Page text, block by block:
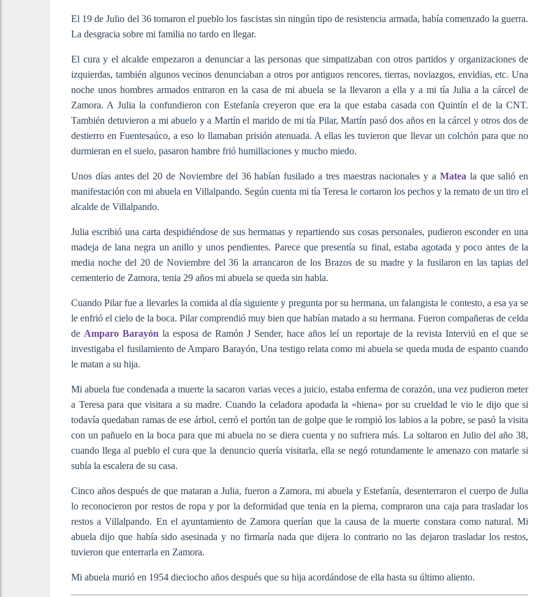
El 19 de Julio del 36 tomaron el pueblo los fascistas sin ningún tipo de resistencia armada, había comenzado la guerra.
La desgracia sobre mi familia no tardo en llegar.
El cura y el alcalde empezaron a denunciar a las personas que simpatizaban con otros partidos y organizaciones de
izquierdas, también algunos vecinos denunciaban a otros por antiguos rencores, tierras, noviazgos, envidias, etc. Una
noche unos hombres armados entraron en la casa de mi abuela se la llevaron a ella y a mi tía Julia a la cárcel de
Zamora. A Julia la confundieron con Estefanía creyeron que era la que estaba casada con Quintín el de la CNT.
También detuvieron a mi abuelo y a Martín el marido de mi tía Pilar, Martín pasó dos años en la cárcel y otros dos de
destierro en Fuentesaúco, a eso lo llamaban prisión atenuada. A ellas les tuvieron que llevar un colchón para que no
durmieran en el suelo, pasaron hambre frió humillaciones y mucho miedo.
Unos días antes del 20 de Noviembre del 36 habían fusilado a tres maestras nacionales y a Matea la que salió en
manifestación con mi abuela en Villalpando. Según cuenta mi tía Teresa le cortaron los pechos y la remato de un tiro el
alcalde de Villalpando.
Julia escribió una carta despidiéndose de sus hermanas y repartiendo sus cosas personales, pudieron esconder en una
madeja de lana negra un anillo y unos pendientes. Parece que presentía su final, estaba agotada y poco antes de la
media noche del 20 de Noviembre del 36 la arrancaron de los Brazos de su madre y la fusilaron en las tapias del
cementerio de Zamora, tenia 29 años mi abuela se queda sin habla.
Cuando Pilar fue a llevarles la comida al día siguiente y pregunta por su hermana, un falangista le contesto, a esa ya se
le enfrió el cielo de la boca. Pilar comprendió muy bien que habían matado a su hermana. Fueron compañeras de celda
de Amparo Barayón la esposa de Ramón J Sender, hace años leí un reportaje de la revista Interviú en el que se
investigaba el fusilamiento de Amparo Barayón, Una testigo relata como mi abuela se queda muda de espanto cuando
le matan a su hija.
Mi abuela fue condenada a muerte la sacaron varias veces a juicio, estaba enferma de corazón, una vez pudieron meter
a Teresa para que visitara a su madre. Cuando la celadora apodada la «hiena» por su crueldad le vio le dijo que si
todavía quedaban ramas de ese árbol, cerró el portón tan de golpe que le rompió los labios a la pobre, se pasó la visita
con un pañuelo en la boca para que mi abuela no se diera cuenta y no sufriera más. La soltaron en Julio del año 38,
cuando llega al pueblo el cura que la denuncio quería visitarla, ella se negó rotundamente le amenazo con matarle si
subía la escalera de su casa.
Cinco años después de que mataran a Julia, fueron a Zamora, mi abuela y Estefanía, desenterraron el cuerpo de Julia
lo reconocieron por restos de ropa y por la deformidad que tenia en la pierna, compraron una caja para trasladar los
restos a Villalpando. En el ayuntamiento de Zamora querían que la causa de la muerte constara como natural. Mi
abuela dijo que había sido asesinada y no firmaría nada que dijera lo contrario no las dejaron trasladar los restos,
tuvieron que enterrarla en Zamora.
Mi abuela murió en 1954 dieciocho años después que su hija acordándose de ella hasta su último aliento.